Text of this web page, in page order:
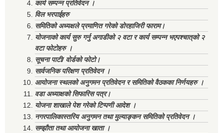
कार्य सम्पन्न प्रतिवेदन ।
विल भरपाईहरु
समितिको अध्यक्षले प्रमाणित गरेको डोरहाजिरी फाराम।
योजनाको कार्य सुरु गर्नु अगाडीको २ वटा र कार्य सम्पन्न भएपश्चात्‌को २
वटा फोटोहरु ।
सूचना पाटी/ वोर्डको फोटो।
सार्वजनिक परिक्षण प्रतिवेदन ।
आयोजना स्थलको अनुगमन प्रतिवेदन र समितिको वैठकका निर्णयहरु ।
वडा अध्याक्षको सिफारिस पत्र।
योजना शाखाले पेश गरेको टिप्पणी आदेश ।
नगरपालिकास्तरिय अनुगमन तथा मुल्याङ्कन समितिको प्रतिवेदन ।
सम्झौता तथा आयोजना खाता ।